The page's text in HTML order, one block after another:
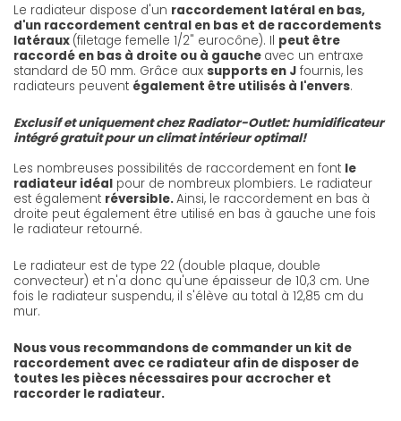
Le radiateur dispose d'un raccordement latéral en bas,
d'un raccordement central en bas et de raccordements
latéraux (filetage femelle 1/2" eurocône). Il peut être
raccordé en bas à droite ou à gauche avec un entraxe
standard de 50 mm. Grâce aux supports en J fournis, les
radiateurs peuvent également être utilisés à l'envers.
Exclusif et uniquement chez Radiator-Outlet: humidificateur
intégré gratuit pour un climat intérieur optimal!
Les nombreuses possibilités de raccordement en font le
radiateur idéal pour de nombreux plombiers. Le radiateur
est également réversible.Ainsi, le raccordement en bas à
droite peut également être utilisé en bas à gauche une fois
le radiateur retourné.
Le radiateur est de type 22 (double plaque, double
convecteur) et n'a donc qu'une épaisseur de 10,3 cm. Une
fois le radiateur suspendu, il s'élève au total à 12,85 cm du
mur.
Nous vous recommandons de commander un kit de
raccordement avec ce radiateur afin de disposer de
toutes les pièces nécessaires pour accrocher et
raccorder le radiateur.